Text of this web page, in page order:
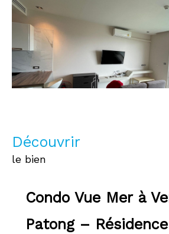
découvrir
le bien
Condo Vue Mer à
Patong –